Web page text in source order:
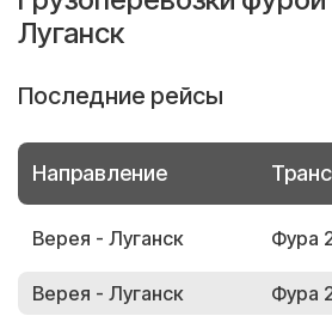
Луганск
Последние рейсы
Направление
Верея - Луганск Фура
Верея - Луганск Фура